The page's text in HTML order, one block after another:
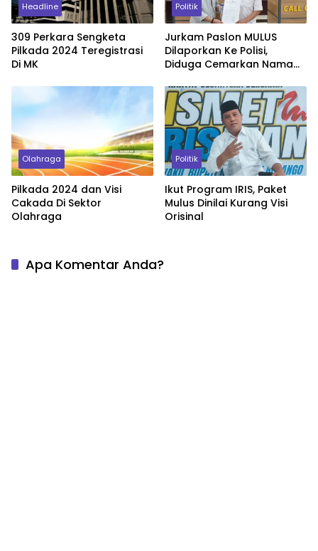
Headline
309 Perkara Sengketa
Pilkada 2024 Teregistrasi
Di MK
Politik
Jurkam Paslon MULUS
Dilaporkan Ke Polisi,
Diduga Cemarkan Nama
Olahraga
Pilkada 2024 dan Visi
Cakada Di Sektor
Olahraga
Politik
Ikut Program IRIS, Paket
Mulus Dinilai Kurang Visi
Orisinal
Apa Komentar Anda?